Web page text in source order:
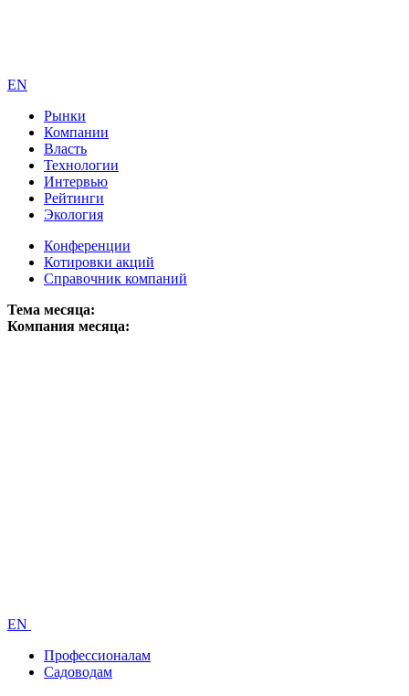
EN
Рынки
Компании
Власть
Технологии
Интервью
Рейтинги
Экология
Конференции
Котировки акций
Справочник компаний
Тема месяца:
Компания месяца:
EN
Профессионалам
Садоводам